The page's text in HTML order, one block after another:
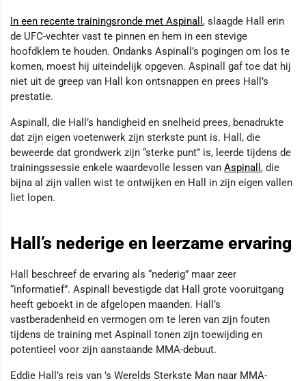
In een recente trainingsronde met Aspinall , slaagde Hall erin
de UFC-vechter vast te pinnen en hem in een stevige
hoofdklem te houden. Ondanks Aspinall’s pogingen om los te
komen, moest hij uiteindelijk opgeven. Aspinall gaf toe dat hij
niet uit de greep van Hall kon ontsnappen en prees Hall’s
prestatie.
Aspinall, die Hall’s handigheid en snelheid prees, benadrukte
dat zijn eigen voetenwerk zijn sterkste punt is. Hall, die
beweerde dat grondwerk zijn “sterke punt” is, leerde tijdens de
trainingssessie enkele waardevolle lessen van Aspinall , die
bijna al zijn vallen wist te ontwijken en Hall in zijn eigen vallen
liet lopen.
Hall’s nederige en leerzame ervaring
Hall beschreef de ervaring als “nederig” maar zeer
“informatief”. Aspinall bevestigde dat Hall grote vooruitgang
heeft geboekt in de afgelopen maanden. Hall’s
vastberadenheid en vermogen om te leren van zijn fouten
tijdens de training met Aspinall tonen zijn toewijding en
potentieel voor zijn aanstaande MMA-debuut.
Eddie Hall’s reis van ’s Werelds Sterkste Man naar MMA-